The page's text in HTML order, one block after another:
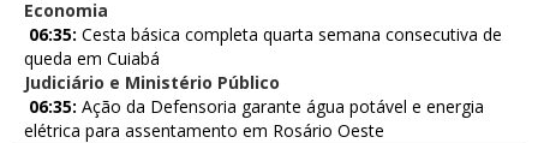
Economia
06:35: Cesta básica completa quarta semana consecutiva de
queda em Cuiabá
Judiciário e Ministério Público
06:35: Ação da Defensoria garante água potável e energia
elétrica para assentamento em Rosário Oeste